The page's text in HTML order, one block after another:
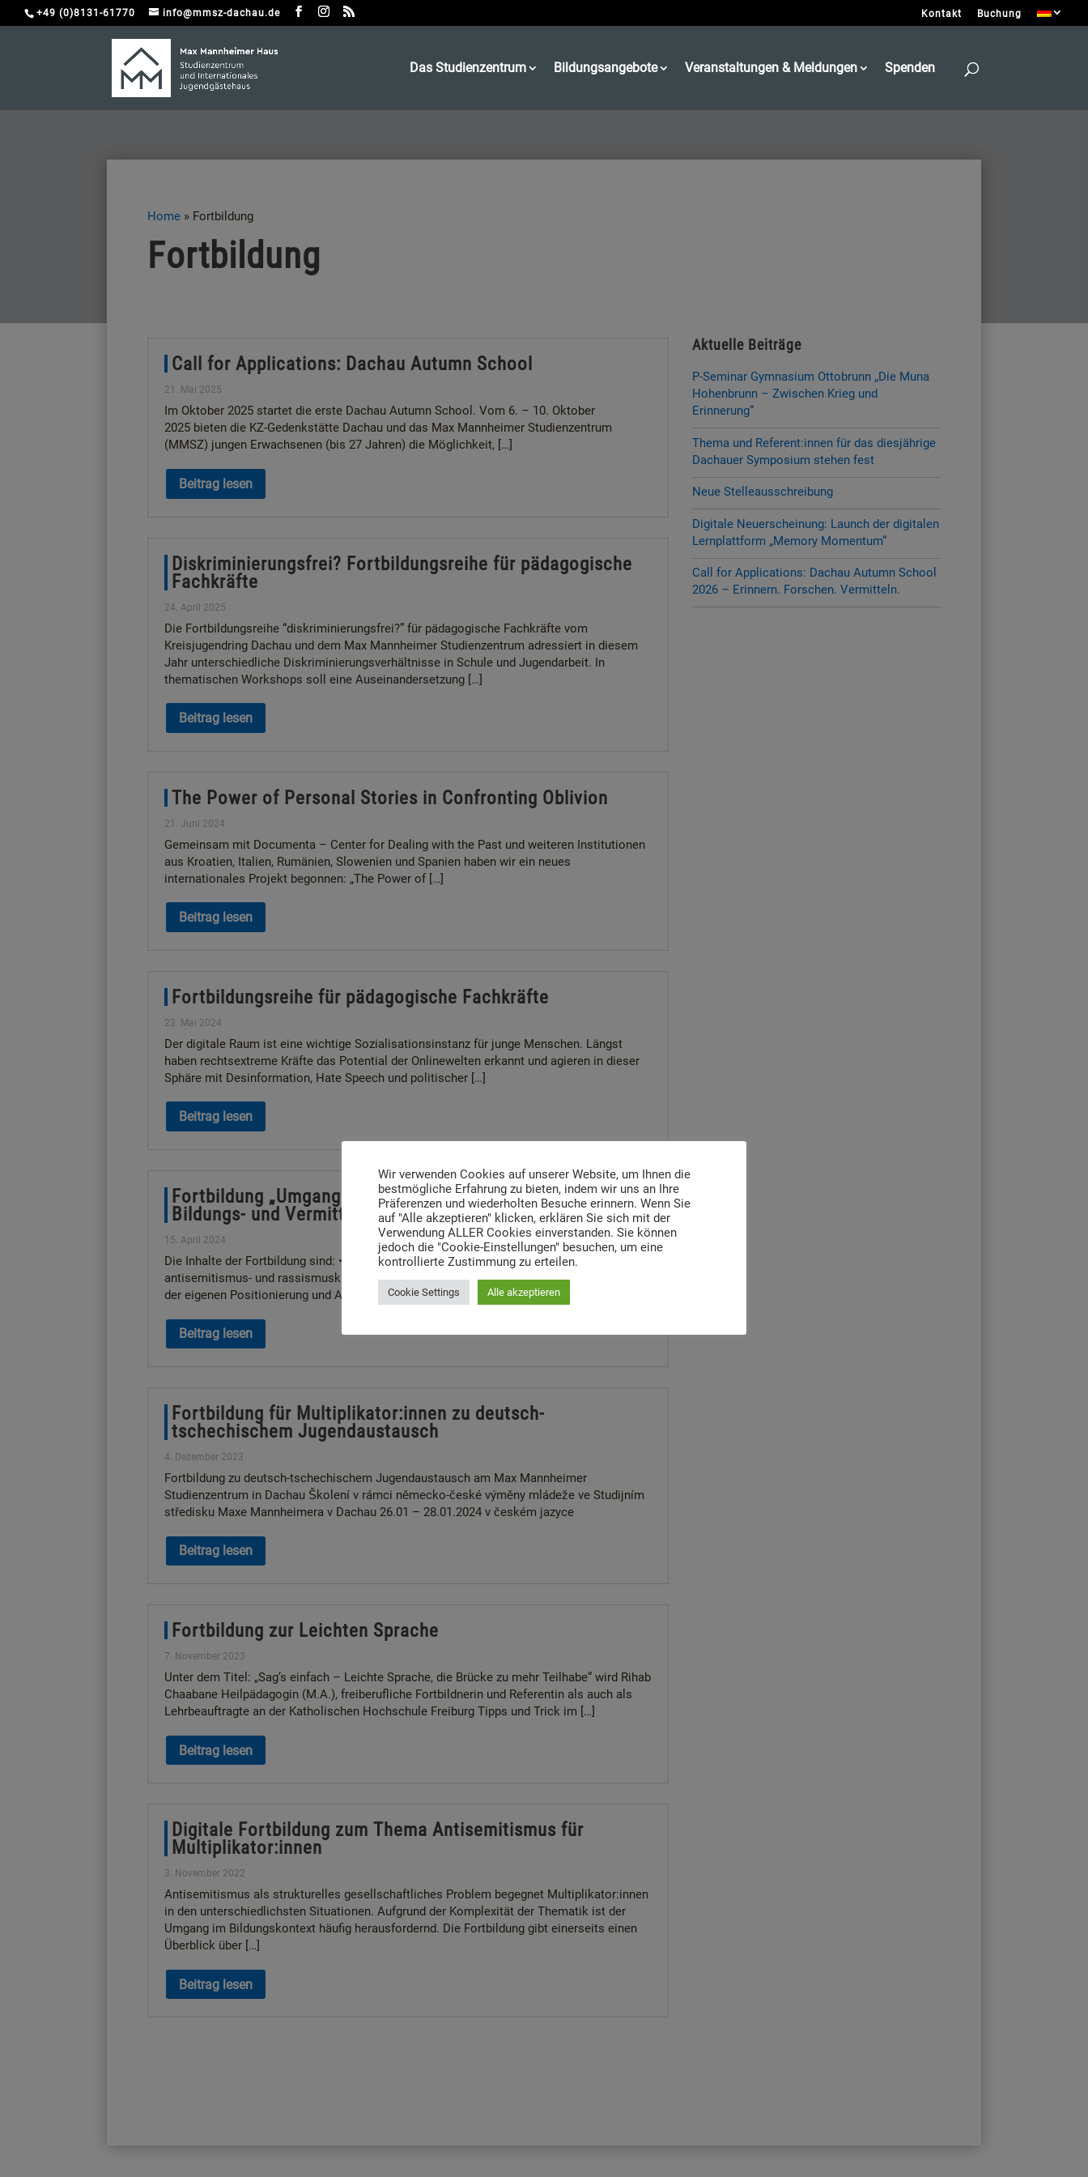
+49 (0)8131-61770 info@mmsz-dachau.de Kontakt Buchung
Das Studienzentrum Bildungsangebote Veranstaltungen & Meldungen Spenden
Home » Fortbildung
Fortbildung
Call for Applications: Dachau Autumn School
21. Mai 2025
Im Oktober 2025 startet die erste Dachau Autumn School. Vom 6. – 10. Oktober
2025 bieten die KZ-Gedenkstätte Dachau und das Max Mannheimer Studienzentrum
(MMSZ) jungen Erwachsenen (bis 27 Jahren) die Möglichkeit, […]
Beitrag lesen
Diskriminierungsfrei? Fortbildungsreihe für pädagogische
Fachkräfte
24. April 2025
Die Fortbildungsreihe “diskriminierungsfrei?” für pädagogische Fachkräfte vom
Kreisjugendring Dachau und dem Max Mannheimer Studienzentrum adressiert in diesem
Jahr unterschiedliche Diskriminierungsverhältnisse in Schule und Jugendarbeit. In
thematischen Workshops soll eine Auseinandersetzung […]
Beitrag lesen
The Power of Personal Stories in Confronting Oblivion
21. Juni 2024
Gemeinsam mit Documenta – Center for Dealing with the Past und weiteren Institutionen
aus Kroatien, Italien, Rumänien, Slowenien und Spanien haben wir ein neues
internationales Projekt begonnen: „The Power of […]
Beitrag lesen
Fortbildungsreihe für pädagogische Fachkräfte
23. Mai 2024
Der digitale Raum ist eine wichtige Sozialisationsinstanz für junge Menschen. Längst
haben rechtsextreme Kräfte das Potential der Onlinewelten erkannt und agieren in dieser
Sphäre mit Desinformation, Hate Speech und politischer […]
Beitrag lesen
Fortbildung „Umgang mit dem Nahostkonflikt in der
Bildungs- und Vermittlungsarbeit“
15. April 2024
Die Inhalte der Fortbildung sind: • Vermittlung von Kenntnissen über Ansätze der
antisemitismus- und rassismuskritischen Bildungsarbeit zum Nahostkonflikt • Reflexion
der eigenen Positionierung und Aneignung einer eigenen professionellen Haltung • […]
Beitrag lesen
Fortbildung für Multiplikator:innen zu deutsch-
tschechischem Jugendaustausch
4. Dezember 2023
Fortbildung zu deutsch-tschechischem Jugendaustausch am Max Mannheimer
Studienzentrum in Dachau Školení v rámci německo-české výměny mládeže ve Studijním
středisku Maxe Mannheimera v Dachau 26.01 – 28.01.2024 v českém jazyce
Beitrag lesen
Fortbildung zur Leichten Sprache
7. November 2023
Unter dem Titel: „Sag’s einfach – Leichte Sprache, die Brücke zu mehr Teilhabe“ wird Rihab
Chaabane Heilpädagogin (M.A.), freiberufliche Fortbildnerin und Referentin als auch als
Lehrbeauftragte an der Katholischen Hochschule Freiburg Tipps und Trick im […]
Beitrag lesen
Digitale Fortbildung zum Thema Antisemitismus für
Multiplikator:innen
3. November 2022
Antisemitismus als strukturelles gesellschaftliches Problem begegnet Multiplikator:innen
in den unterschiedlichsten Situationen. Aufgrund der Komplexität der Thematik ist der
Umgang im Bildungskontext häufig herausfordernd. Die Fortbildung gibt einerseits einen
Überblick über […]
Beitrag lesen
Aktuelle Beiträge
P-Seminar Gymnasium Ottobrunn „Die Muna
Hohenbrunn – Zwischen Krieg und
Erinnerung“
Thema und Referent:innen für das diesjährige
Dachauer Symposium stehen fest
Neue Stelleausschreibung
Digitale Neuerscheinung: Launch der digitalen
Lernplattform „Memory Momentum“
Call for Applications: Dachau Autumn School
2026 – Erinnern. Forschen. Vermitteln.
Wir verwenden Cookies auf unserer Website, um Ihnen die
bestmögliche Erfahrung zu bieten, indem wir uns an Ihre
Präferenzen und wiederholten Besuche erinnern. Wenn Sie
auf "Alle akzeptieren" klicken, erklären Sie sich mit der
Verwendung ALLER Cookies einverstanden. Sie können
jedoch die "Cookie-Einstellungen" besuchen, um eine
kontrollierte Zustimmung zu erteilen.
Cookie Settings Alle akzeptieren